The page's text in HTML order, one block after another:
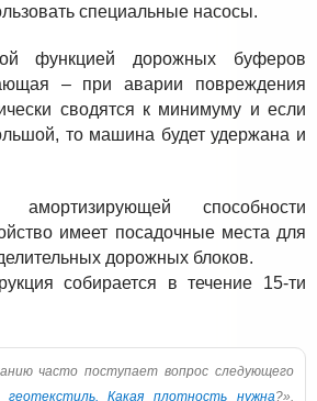
специальные насосы.
функцией дорожных буферов
– при аварии повреждения
сводятся к минимуму и если
то машина будет удержана и
способности
имеет посадочные места для
дорожных блоков.
собирается в течение 15-ти
часто поступает вопрос следующего
геотекстиль. Какая плотность нужна?».